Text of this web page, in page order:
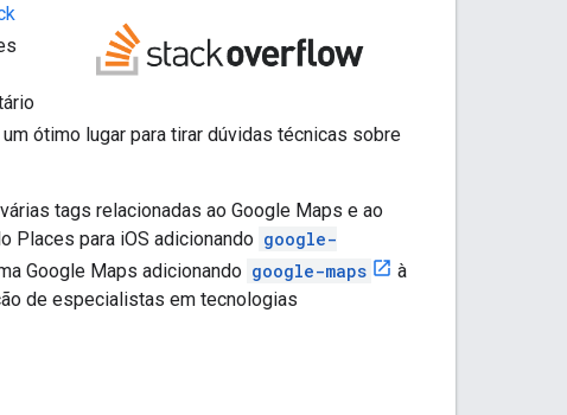
um ótimo lugar para tirar dúvidas técnicas sobre
tags relacionadas ao Google Maps e ao
Places para iOS adicionando google-
Google Maps adicionando google-maps
à
de especialistas em tecnologias